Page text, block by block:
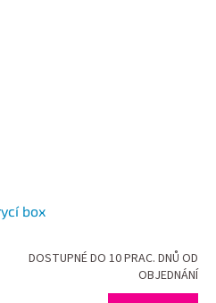
box
DOSTUPNÉ DO 10 PRAC. DNŮ OD
OBJEDNÁNÍ